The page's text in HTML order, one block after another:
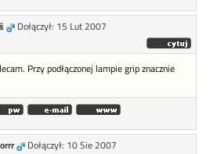
Dołączył: 15 Lut 2007
Przy podłączonej lampie grip znacznie
Dołączył: 10 Sie 2007